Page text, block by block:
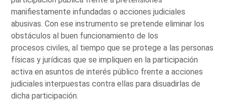
manifiestamente infundadas o acciones judiciales
abusivas. Con ese instrumento se pretende eliminar los
obstáculos al buen funcionamiento de los
procesos civiles, al tiempo que se protege a las personas
físicas y jurídicas que se impliquen en la participación
activa en asuntos de interés público frente a acciones
judiciales interpuestas contra ellas para disuadirlas de
dicha participación.